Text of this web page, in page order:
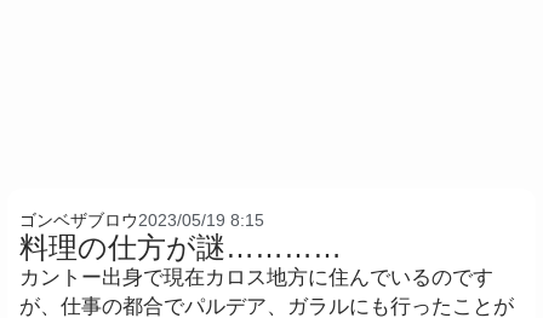
ゴンベザブロウ2023/05/19 8:15
料理の仕方が謎…………
カントー出身で現在カロス地方に住んでいるのです
が、仕事の都合でパルデア、ガラルにも行ったことが